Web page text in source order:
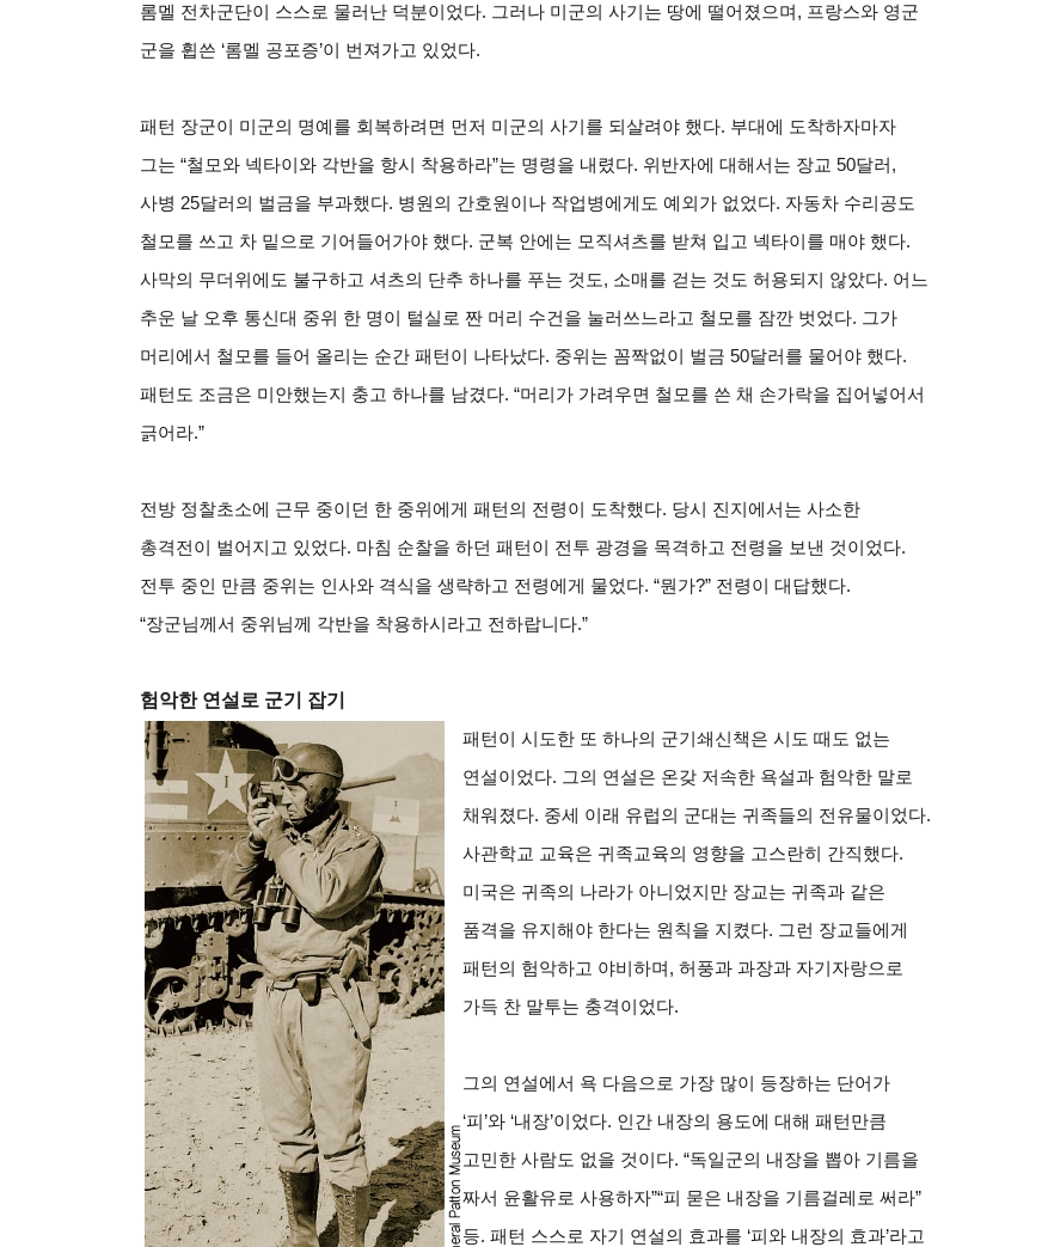
롬멜 전차군단이 스스로 물러난 덕분이었다. 그러나 미군의 사기는 땅에 떨어졌으며, 프랑스와 영군
군을 휩쓴 ‘롬멜 공포증’이 번져가고 있었다.
패턴 장군이 미군의 명예를 회복하려면 먼저 미군의 사기를 되살려야 했다. 부대에 도착하자마자
그는 “철모와 넥타이와 각반을 항시 착용하라”는 명령을 내렸다. 위반자에 대해서는 장교 50달러,
사병 25달러의 벌금을 부과했다. 병원의 간호원이나 작업병에게도 예외가 없었다. 자동차 수리공도
철모를 쓰고 차 밑으로 기어들어가야 했다. 군복 안에는 모직셔츠를 받쳐 입고 넥타이를 매야 했다.
사막의 무더위에도 불구하고 셔츠의 단추 하나를 푸는 것도, 소매를 걷는 것도 허용되지 않았다. 어느
추운 날 오후 통신대 중위 한 명이 털실로 짠 머리 수건을 눌러쓰느라고 철모를 잠깐 벗었다. 그가
머리에서 철모를 들어 올리는 순간 패턴이 나타났다. 중위는 꼼짝없이 벌금 50달러를 물어야 했다.
패턴도 조금은 미안했는지 충고 하나를 남겼다. “머리가 가려우면 철모를 쓴 채 손가락을 집어넣어서
긁어라.”
전방 정찰초소에 근무 중이던 한 중위에게 패턴의 전령이 도착했다. 당시 진지에서는 사소한
총격전이 벌어지고 있었다. 마침 순찰을 하던 패턴이 전투 광경을 목격하고 전령을 보낸 것이었다.
전투 중인 만큼 중위는 인사와 격식을 생략하고 전령에게 물었다. “뭔가?” 전령이 대답했다.
“장군님께서 중위님께 각반을 착용하시라고 전하랍니다.”
험악한 연설로 군기 잡기
패턴이 시도한 또 하나의 군기쇄신책은 시도 때도 없는
연설이었다. 그의 연설은 온갖 저속한 욕설과 험악한 말로
채워졌다. 중세 이래 유럽의 군대는 귀족들의 전유물이었다.
사관학교 교육은 귀족교육의 영향을 고스란히 간직했다.
미국은 귀족의 나라가 아니었지만 장교는 귀족과 같은
품격을 유지해야 한다는 원칙을 지켰다. 그런 장교들에게
패턴의 험악하고 야비하며, 허풍과 과장과 자기자랑으로
가득 찬 말투는 충격이었다.
그의 연설에서 욕 다음으로 가장 많이 등장하는 단어가
‘피’와 ‘내장’이었다. 인간 내장의 용도에 대해 패턴만큼
고민한 사람도 없을 것이다. “독일군의 내장을 뽑아 기름을
짜서 윤활유로 사용하자”“피 묻은 내장을 기름걸레로 써라”
등. 패턴 스스로 자기 연설의 효과를 ‘피와 내장의 효과’라고